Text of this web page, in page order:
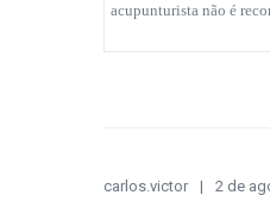
acupunturista não é
carlos.victor 2 de